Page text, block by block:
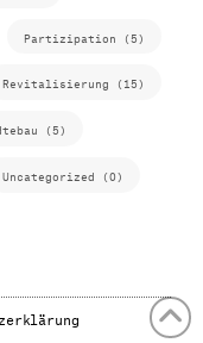
Partizipation (5)
Revitalisierung (15)
(5)
Uncategorized (0)